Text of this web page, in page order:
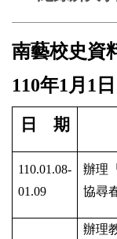
南藝校史資
110年1月1
日 期
110.01.08-
01.09
辦理
協尋
辦理